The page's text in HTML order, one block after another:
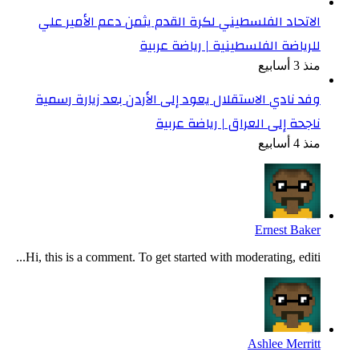
الاتحاد الفلسطيني لكرة القدم يثمن دعم الأمير علي
للرياضة الفلسطينية | رياضة عربية
منذ 3 أسابيع
وفد نادي الاستقلال يعود إلى الأردن بعد زيارة رسمية
ناجحة إلى العراق | رياضة عربية
منذ 4 أسابيع
Ernest Baker
Hi, this is a comment. To get started with moderating, editi...
Ashlee Merritt